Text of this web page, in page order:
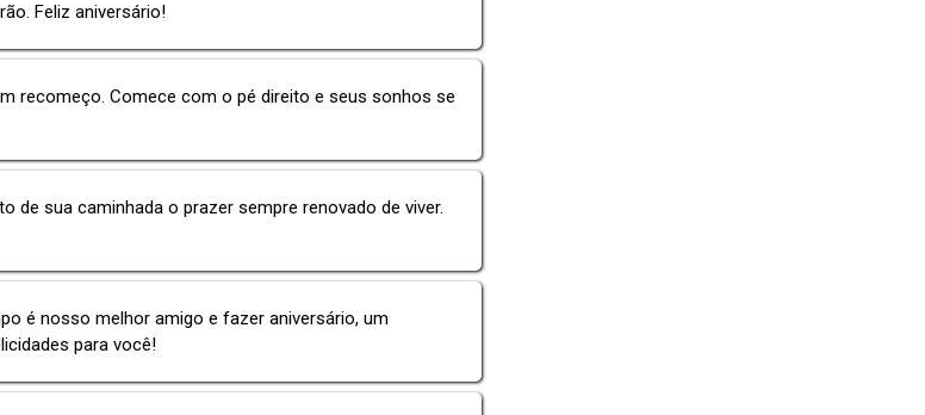
Feliz aniversário!
recomeço. Comece com o pé direito e seus sonhos se
de sua caminhada o prazer sempre renovado de viver.
é nosso melhor amigo e fazer aniversário, um
para você!